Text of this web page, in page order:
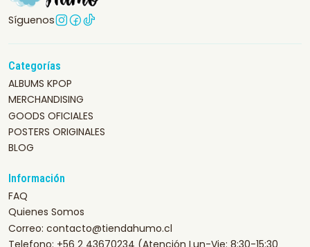
Síguenos
Categorías
ALBUMS KPOP
MERCHANDISING
GOODS OFICIALES
POSTERS ORIGINALES
BLOG
Información
FAQ
Quienes Somos
Correo: contacto@tiendahumo.cl
Telefono: +56 2 43670234 (Atención Lun-Vie: 8:30-15:30